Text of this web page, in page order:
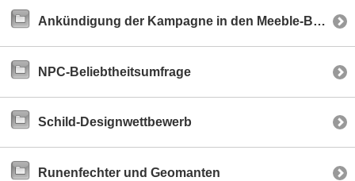
Ankündigung der Kampagne in den Meeble-Bauten
NPC-Beliebtheitsumfrage
Schild-Designwettbewerb
Runenfechter und Geomanten